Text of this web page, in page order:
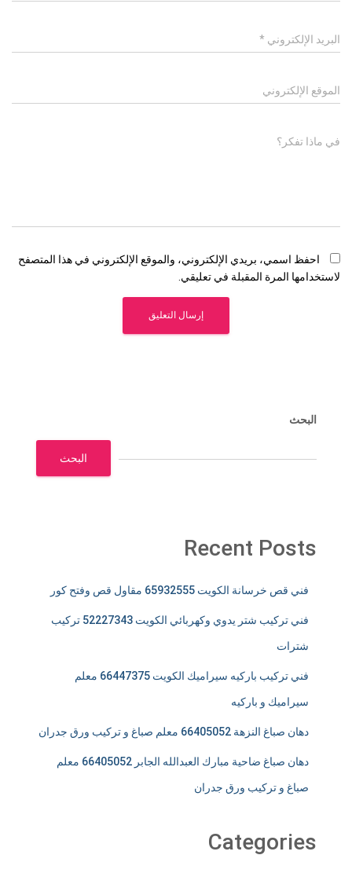
البريد الإلكتروني *
الموقع الإلكتروني
في ماذا تفكر؟
احفظ اسمي، بريدي الإلكتروني، والموقع الإلكتروني في هذا المتصفح
لاستخدامها المرة المقبلة في تعليقي.
البحث
البحث
Recent Posts
فني قص خرسانة الكويت 65932555 مقاول قص وفتح كور
فني تركيب شتر يدوي وكهربائي الكويت 52227343 تركيب
شترات
فني تركيب باركيه سيراميك الكويت 66447375 معلم
سيراميك و باركيه
دهان صباغ النزهة 66405052 معلم صباغ و تركيب ورق جدران
دهان صباغ ضاحية مبارك العبدالله الجابر 66405052 معلم
صباغ و تركيب ورق جدران
Categories